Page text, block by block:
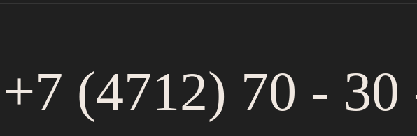
+7 (4712) 70 - 30